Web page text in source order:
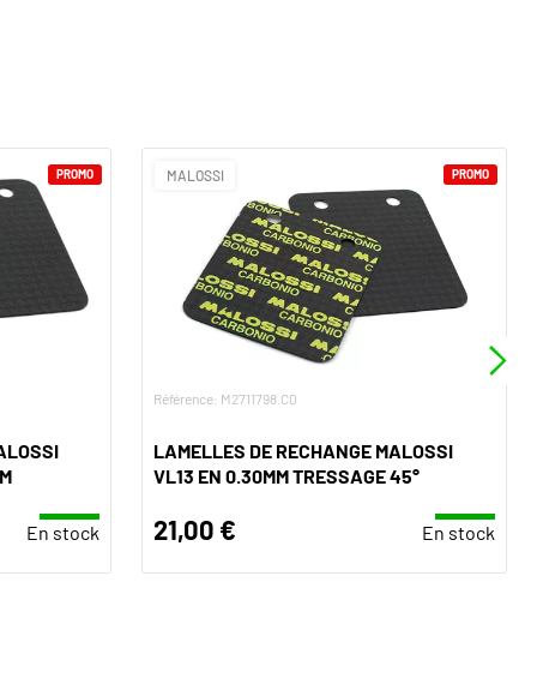
En stock
PROMO MALOSSI
Référence: M2711798.C0
LAMELLES DE RECHANGE MALOSSI
VL13 EN 0.30MM TRESSAGE 45°
21,00 € En stock
PROMO